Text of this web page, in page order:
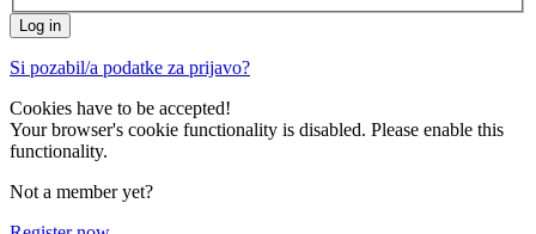
Si pozabil/a podatke za prijavo?
Cookies have to be accepted!
Your browser's cookie functionality is disabled. Please enable this
functionality.
Not a member yet?